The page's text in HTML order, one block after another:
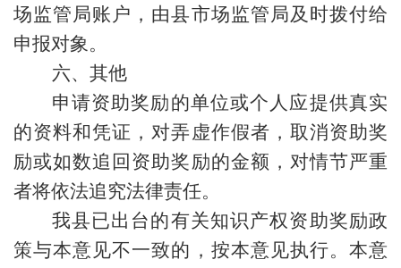
场监管局账户，由县市场监管局及时拨付给
申报对象。
六、其他
申请资助奖励的单位或个人应提供真实
的资料和凭证，对弄虚作假者，取消资助奖
励或如数追回资助奖励的金额，对情节严重
者将依法追究法律责任。
我县已出台的有关知识产权资助奖励政
策与本意见不一致的，按本意见执行。本意